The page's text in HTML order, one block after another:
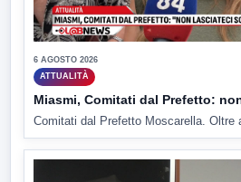
6 AGOSTO 2026
ATTUALITÀ
Miasmi, Comitati dal Prefetto:
Comitati dal Prefetto Moscarella. Oltre